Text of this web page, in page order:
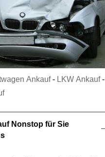
Ankauf- LKW Ankauf-
Nonstop für Sie